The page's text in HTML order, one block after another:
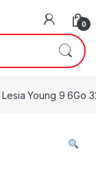
0
Young 9 6Go